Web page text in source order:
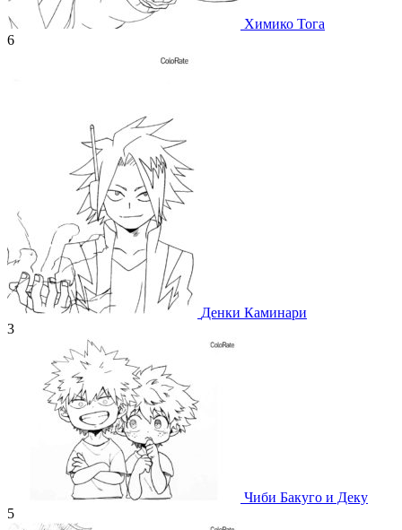
Химико Тога
6
Денки Каминари
3
Чиби Бакуго и Деку
5